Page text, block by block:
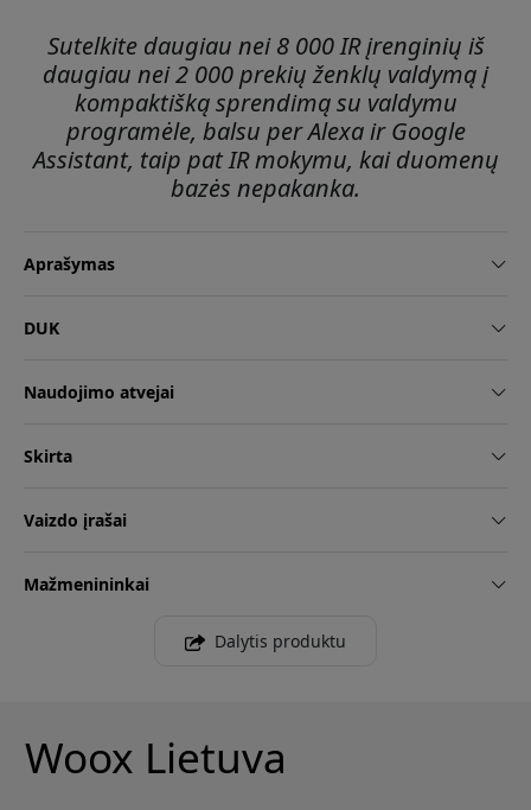
Sutelkite daugiau nei 8 000 IR įrenginių iš
daugiau nei 2 000 prekių ženklų valdymą į
kompaktišką sprendimą su valdymu
programėle, balsu per Alexa ir Google
Assistant, taip pat IR mokymu, kai duomenų
bazės nepakanka.
Aprašymas
DUK
Naudojimo atvejai
Skirta
Vaizdo įrašai
Mažmenininkai
Dalytis produktu
Woox Lietuva